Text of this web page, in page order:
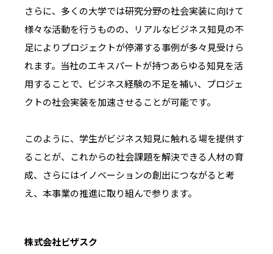
さらに、多くの大学では研究分野の社会実装に向けて
様々な活動を行うものの、リアルなビジネス知見の不
足によりプロジェクトが停滞する事例が多々見受けら
れます。当社のエキスパートが持つあらゆる知見を活
用することで、ビジネス経験の不足を補い、プロジェ
クトの社会実装を加速させることが可能です。
このように、学生がビジネス知見に触れる場を提供す
ることが、これからの社会課題を解決できる人材の育
成、さらにはイノベーションの創出につながると考
え、本事業の推進に取り組んで参ります。
株式会社ビザスク